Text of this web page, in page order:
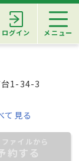
ログイン メニュー
台1-34-3
て見る
ァイルから
約する